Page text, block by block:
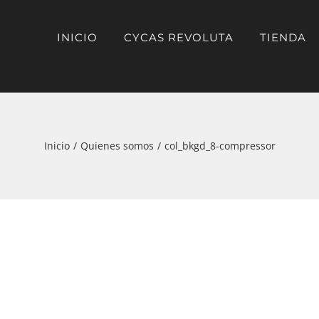
INICIO CYCAS REVOLUTA TIENDA
Inicio Quienes somos col_bkgd_8-compressor